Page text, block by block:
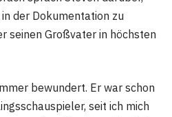
der Dokumentation zu
seinen Großvater in höchsten
bewundert. Er war schon
seit ich mich